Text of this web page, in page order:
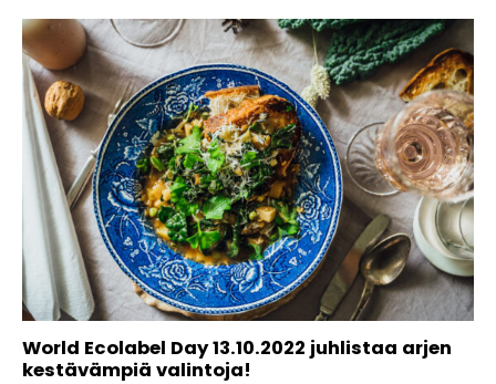
World Ecolabel Day 13.10.2022 juhlistaa arjen
kestävämpiä valintoja!